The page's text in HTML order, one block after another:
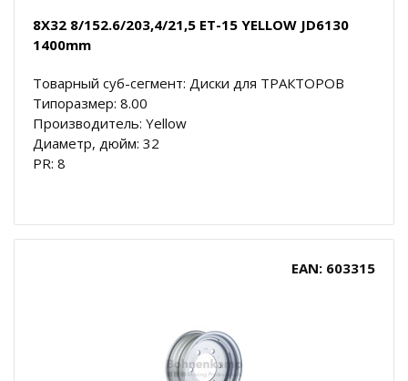
8X32 8/152.6/203,4/21,5 ET-15 YELLOW JD6130
1400mm
Товарный суб-сегмент: Диски для ТРАКТОРОВ
Типоразмер: 8.00
Производитель: Yellow
Диаметр, дюйм: 32
PR: 8
EAN: 603315